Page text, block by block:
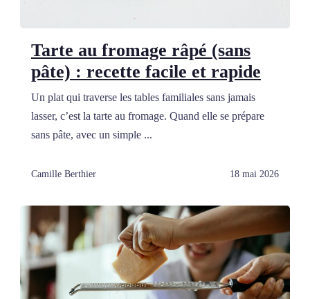
Tarte au fromage râpé (sans
pâte) : recette facile et rapide
Un plat qui traverse les tables familiales sans jamais
lasser, c’est la tarte au fromage. Quand elle se prépare
sans pâte, avec un simple ...
Camille Berthier 18 mai 2026